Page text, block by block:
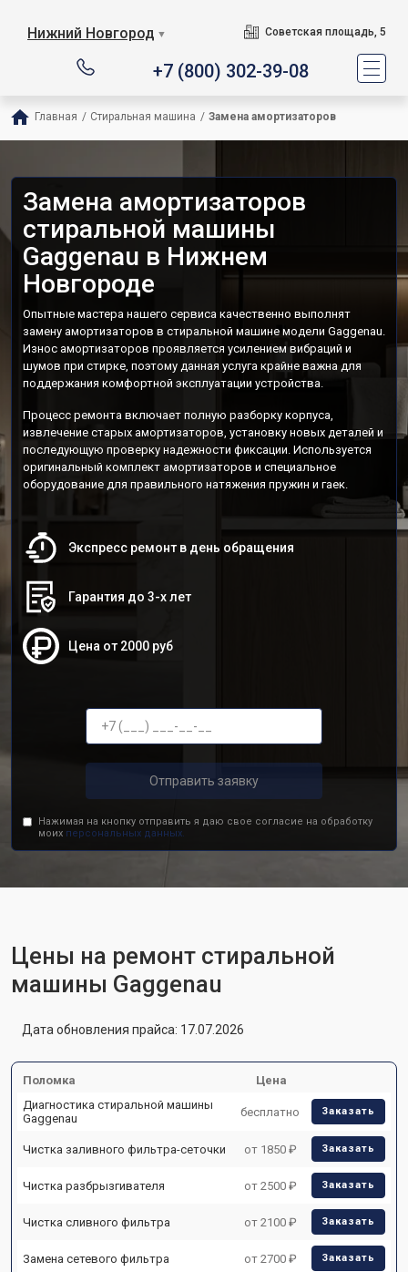
Нижний Новгород ▼ Советская площадь, 5
+7 (800) 302-39-08
Главная / Стиральная машина / Замена амортизаторов
Замена амортизаторов
стиральной машины
Gaggenau в Нижнем
Новгороде
Опытные мастера нашего сервиса качественно выполнят
замену амортизаторов в стиральной машине модели Gaggenau.
Износ амортизаторов проявляется усилением вибраций и
шумов при стирке, поэтому данная услуга крайне важна для
поддержания комфортной эксплуатации устройства.
Процесс ремонта включает полную разборку корпуса,
извлечение старых амортизаторов, установку новых деталей и
последующую проверку надежности фиксации. Используется
оригинальный комплект амортизаторов и специальное
оборудование для правильного натяжения пружин и гаек.
Экспресс ремонт в день обращения
Гарантия до 3-х лет
Цена от 2000 руб
Отправить заявку
Нажимая на кнопку отправить я даю свое согласие на обработку
моих персональных данных.
Цены на ремонт стиральной
машины Gaggenau
Дата обновления прайса: 17.07.2026
Поломка
Цена
Диагностика стиральной машины
Gaggenau
бесплатно Заказать
Чистка заливного фильтра-сеточки от 1850 ₽ Заказать
Чистка разбрызгивателя от 2500 ₽ Заказать
Чистка сливного фильтра от 2100 ₽ Заказать
Замена сетевого фильтра от 2700 ₽ Заказать